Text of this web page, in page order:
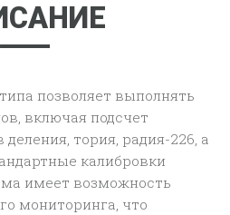
позволяет выполнять
включая подсчет
тория, радия-226, а
калибровки
имеет возможность
мониторинга, что